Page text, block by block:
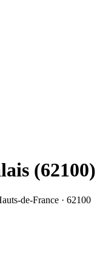
(62100)
de-France · 62100